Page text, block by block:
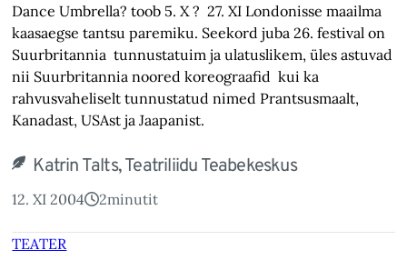
Dance Umbrella? toob 5. X ? 27. XI Londonisse maailma
kaasaegse tantsu paremiku. Seekord juba 26. festival on
Suurbritannia tunnustatuim ja ulatuslikem, üles astuvad
nii Suurbritannia noored koreograafid kui ka
rahvusvaheliselt tunnustatud nimed Prantsusmaalt,
Kanadast, USAst ja Jaapanist.
Katrin Talts, Teatriliidu Teabekeskus
12. XI 2004 2minutit
TEATER